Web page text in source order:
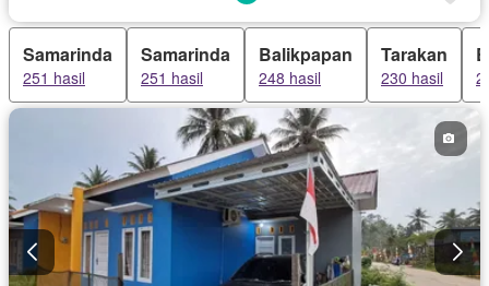
Samarinda
251 hasil
Samarinda
251 hasil
Balikpapan
248 hasil
Tarakan
230 hasil